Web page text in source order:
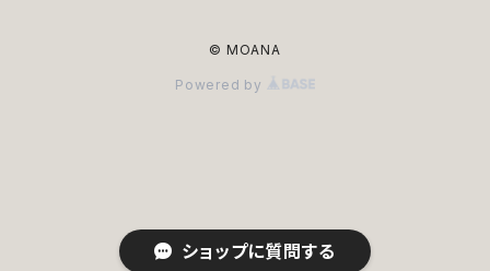
ショップに質問する
© MOANA
Powered by